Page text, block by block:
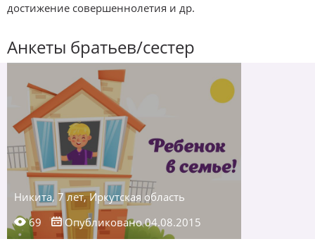
достижение совершеннолетия и др.
Анкеты братьев/сестер
Никита, 7 лет, Иркутская область
69
Опубликовано 04.08.2015